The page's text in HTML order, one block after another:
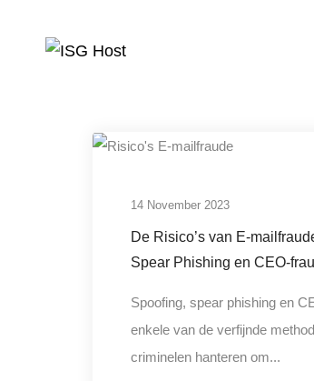
14 November 2023
De Risico’s van E-
Spear Phishing en CEO-
Spoofing, spear phishing en
enkele van de verfijnde
criminelen hanteren om...